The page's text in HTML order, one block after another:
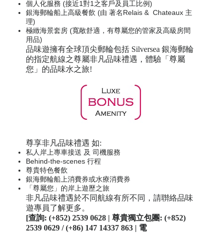
個人化服務 (接近1對1之客戶及員工比例)
銀海郵輪船上高級餐飲 (由 著名Relais & Chateaux 主
理)
極緻海景套房 (寬敞舒適，有尊屬您的管家及高級房間
用品)
品味遊擁有全球頂尖郵輪包括 Silversea 銀海郵輪
的指定航線之尊屬非凡品味禮遇，體驗「尊屬
您」的品味水之旅!
尊享非凡品味禮遇 如:
私人岸上專車接送 及 司機服務
Behind-the-scenes 行程
尊貴特色餐飲
銀海郵輪船上消費券或水療消費券
「尊屬您」的岸上遊歷之旅
非凡品味禮遇於不同航線有所不同，請聨絡品味
遊專員了解更多。
[查詢: (+852) 2539 0628 | 尊貴獨立包團: (+852)
2539 0629 / (+86) 147 14337 863 | 電